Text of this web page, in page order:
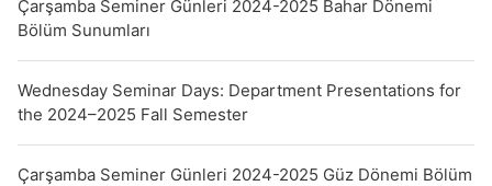
Çarşamba Seminer Günleri 2024-2025 Bahar Dönemi
Bölüm Sunumları
Wednesday Seminar Days: Department Presentations for
the 2024–2025 Fall Semester
Çarşamba Seminer Günleri 2024-2025 Güz Dönemi Bölüm